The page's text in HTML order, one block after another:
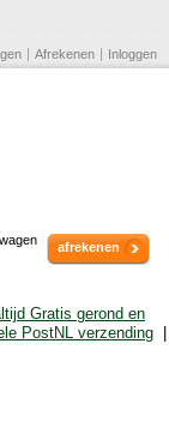
Afrekenen Inloggen
afrekenen
Gratis gerond en
PostNL verzending